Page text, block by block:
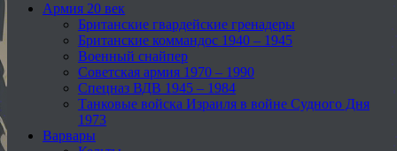
Армия 20 век
Британские гвардейские гренадеры
Британские коммандос 1940 – 1945
Военный снайпер
Советская армия 1970 – 1990
Спецназ ВДВ 1945 – 1984
Танковые войска Израиля в войне Судного Дня
1973
Варвары